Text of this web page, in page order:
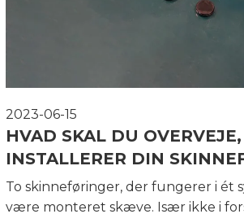
2023-06-15
HVAD SKAL DU
INSTALLERER DIN
To skinneføringer, der fungerer i ét
være monteret skæve. Især ikke i